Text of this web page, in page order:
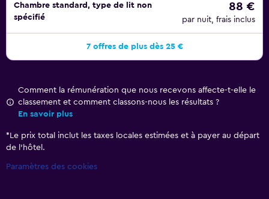
Chambre standard, type de lit non
spécifié
88 €
par nuit, frais inclus
7 offres de plus dès 25 €
Comment la rémunération que nous recevons affecte-t-elle le
classement et comment classons-nous les résultats ?
En savoir plus
* Le prix total inclut les taxes locales estimées et à payer au départ
de l’hôtel.
Paramètres des cookies